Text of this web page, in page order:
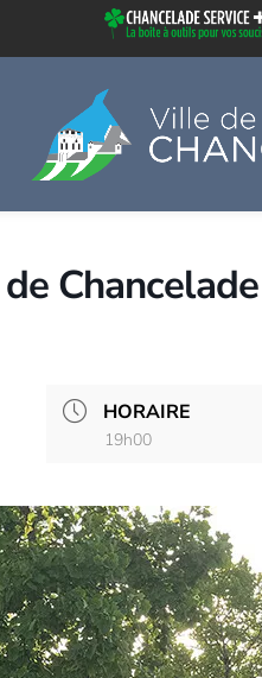
Chancelade
HORAIRE
19h00